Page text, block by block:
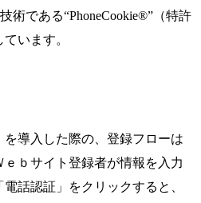
術である“PhoneCookie®”（特許
います。
を導入した際の、登録フローは
ｂサイト登録者が情報を入力
話認証」をクリックすると、